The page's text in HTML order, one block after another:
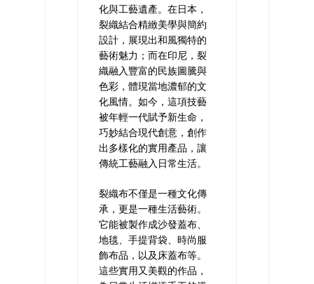
化與工藝遺產。在日本，
裂織結合精緻美學與簡約
設計，展現出和風獨特的
藝術魅力；而在印尼，裂
織融入豐富的民族圖騰與
色彩，體現當地濃郁的文
化風情。如今，這項技藝
被年輕一代賦予新生命，
巧妙結合現代創意，創作
出多樣化的實用產品，讓
傳統工藝融入日常生活。
裂織布不僅是一種文化傳
承，更是一種生活藝術。
它能被製作成沙發蓋布、
地毯、手提背袋、時尚服
飾布品，以及床蓋布等。
這些實用又美觀的作品，